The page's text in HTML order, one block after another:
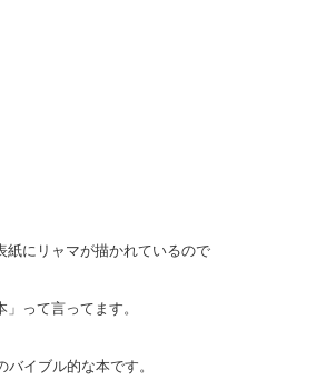
紙にリャマが描かれているので
って言ってます。
イブル的な本です。